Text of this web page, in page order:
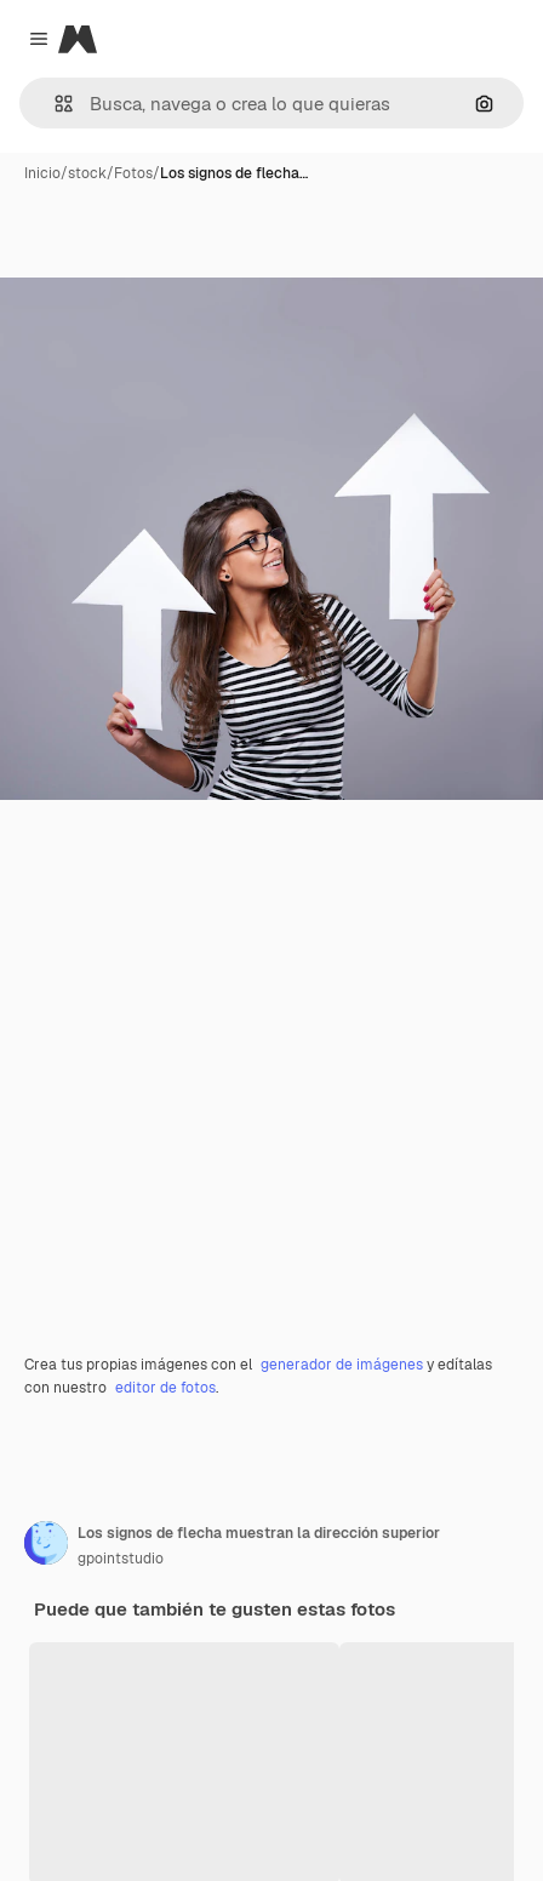
Close menu
Magnific
Inicio/stock/Fotos/Los signos de flecha…
Crea tus propias imágenes con el generador de imágenesy edítalas
con nuestro editor de fotos.
Los signos de flecha muestran la dirección superior
gpointstudio
Puede que también te gusten estas fotos